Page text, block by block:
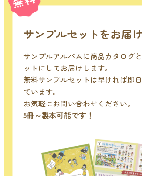
サンプルセットをお届
サンプルアルバムに商品カタログ
ットにしてお届けします。
無料サンプルセットは早ければ即
ています。
お気軽にお問い合わせください。
5冊～製本可能です！